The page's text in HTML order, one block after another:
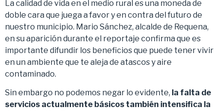
La calidad de vida en el medio rural es una moneda de
doble cara que juega a favor y en contra del futuro de
nuestro municipio. Mario Sánchez, alcalde de Requena,
en su aparición durante el reportaje confirma que es
importante difundir los beneficios que puede tener vivir
en un ambiente que te aleja de atascos y aire
contaminado.
Sin embargo no podemos negar lo evidente, la falta de
servicios actualmente básicos también intensifica la